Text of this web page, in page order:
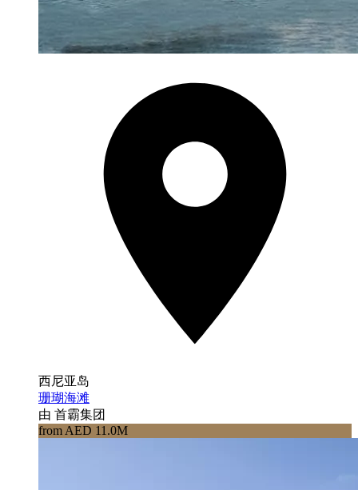
西尼亚岛
珊瑚海滩
由 首霸集团
from AED 11.0M